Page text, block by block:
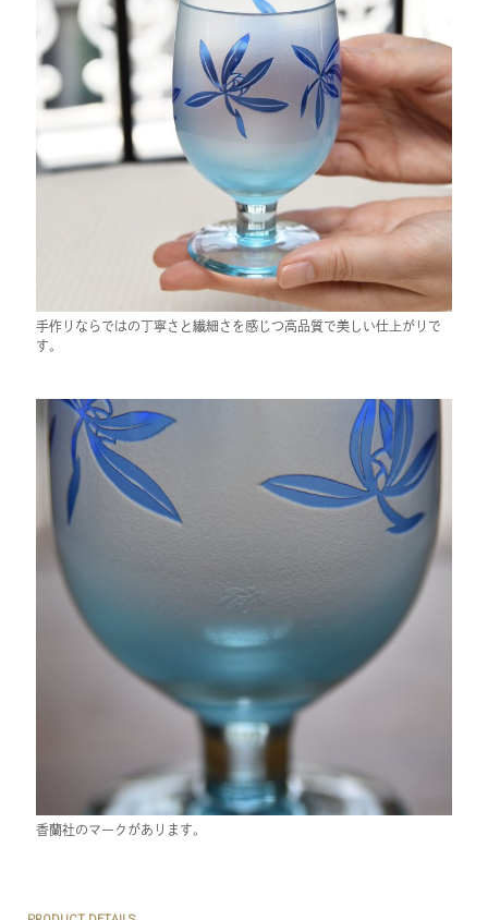
手作りならではの丁寧さと繊細さを感じつ高品質で美しい仕上がりで
す。
香蘭社のマークがあります。